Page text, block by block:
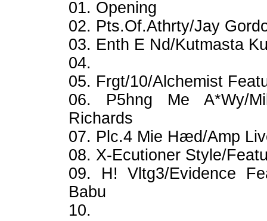
01. Opening
02. Pts.Of.Athrty/Jay
03. Enth E Nd/Kutmasta
04.
05. Frgt/10/Alchemist
06. P5hng Me A*Wy/
Richards
07. Plc.4 Mie Hæd/Amp
08. X-Ecutioner Style/
09. H! Vltg3/Evidence
Babu
10.